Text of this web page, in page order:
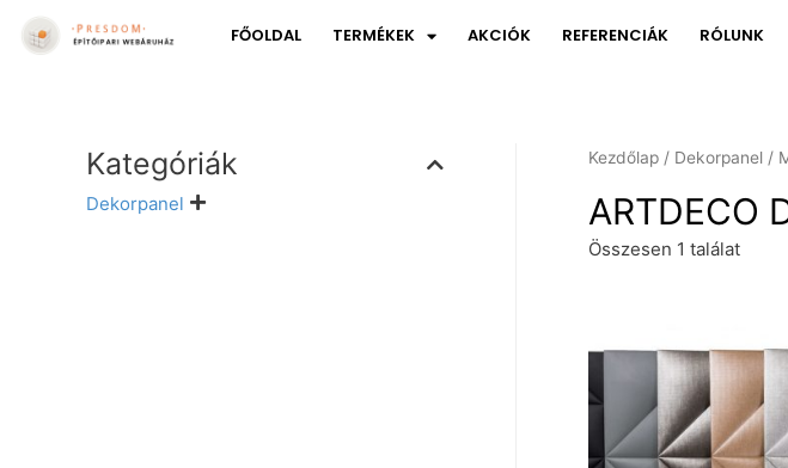
FŐOLDAL TERMÉKEK AKCIÓK REFERENCIÁK RÓLUNK
Kategóriák
Dekorpanel
Kezdőlap / Dekorpanel /
ARTDECO
Összesen 1 találat